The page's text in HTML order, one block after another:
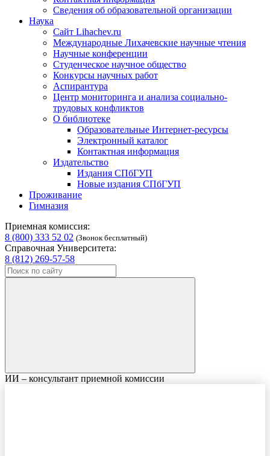
Сведения об образовательной организации
Наука
Сайт Lihachev.ru
Международные Лихачевские научные чтения
Научные конференции
Студенческое научное общество
Конкурсы научных работ
Аспирантура
Центр мониторинга и анализа социально-
трудовых конфликтов
О библиотеке
Образовательные Интернет-ресурсы
Электронный каталог
Контактная информация
Издательство
Издания СПбГУП
Новые издания СПбГУП
Проживание
Гимназия
Приемная комиссия:
8 (800) 333 52 02 (Звонок бесплатный)
Справочная Университета:
8 (812) 269-57-58
ИИ – консультант приемной комиссии